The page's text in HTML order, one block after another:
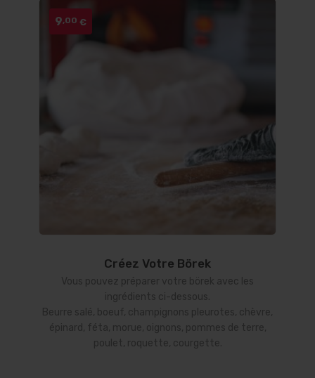
Créez Votre Börek
Vous pouvez préparer votre börek avec les
ingrédients ci-dessous.
Beurre salé, boeuf, champignons pleurotes, chèvre,
épinard, féta, morue, oignons, pommes de terre,
poulet, roquette, courgette.
9,00 €